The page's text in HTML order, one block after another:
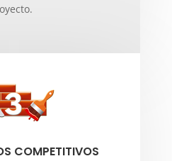
COMPETITIVOS